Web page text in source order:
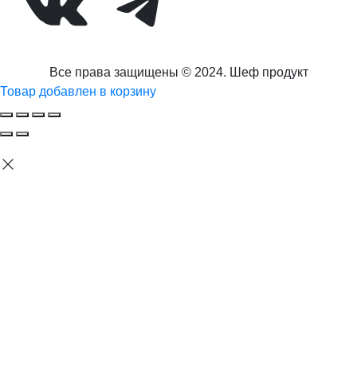
Все права защищены © 2024. Шеф продукт
Товар добавлен в корзину